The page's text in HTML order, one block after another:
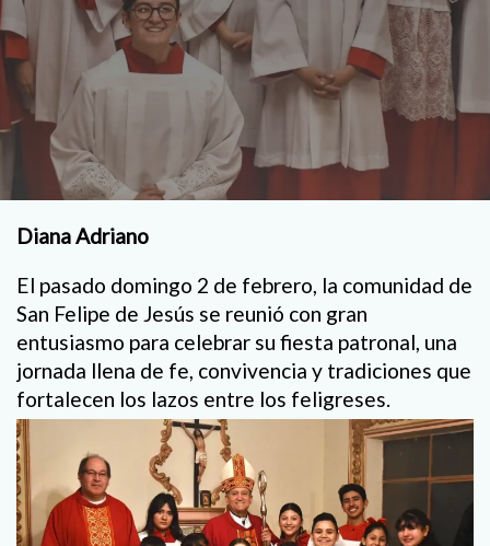
Diana Adriano
El pasado domingo 2 de febrero, la comunidad de
San Felipe de Jesús se reunió con gran
entusiasmo para celebrar su fiesta patronal, una
jornada llena de fe, convivencia y tradiciones que
fortalecen los lazos entre los feligreses.